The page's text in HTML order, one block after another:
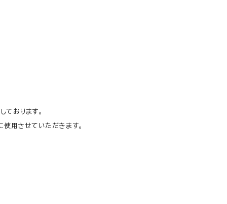
おります。
用させていただきます。